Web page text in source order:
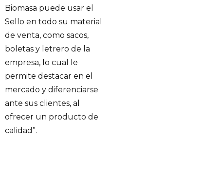
Biomasa puede usar el
Sello en todo su material
de venta, como sacos,
boletas y letrero de la
empresa, lo cual le
permite destacar en el
mercado y diferenciarse
ante sus clientes, al
ofrecer un producto de
calidad”.